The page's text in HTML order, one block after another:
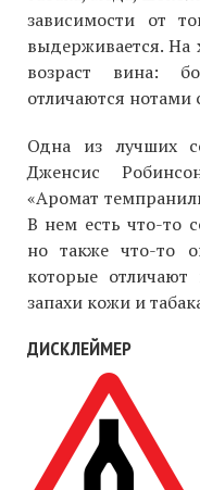
зависимости от
выдерживается. На
возраст вина:
отличаются нотами
Одна из лучших
Дженсис
«Аромат
В нем есть что-то
но также что-то
которые
запахи кожи и
ДИСКЛЕЙМЕР